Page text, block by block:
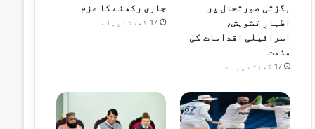
بگڑتی صورتحال پر
اظہارِ تشویش،
اسرائیلی اقدامات کی
مذمت
17 گھنٹے پہلے
جاری رکھنے کا عزم
17 گھنٹے پہلے